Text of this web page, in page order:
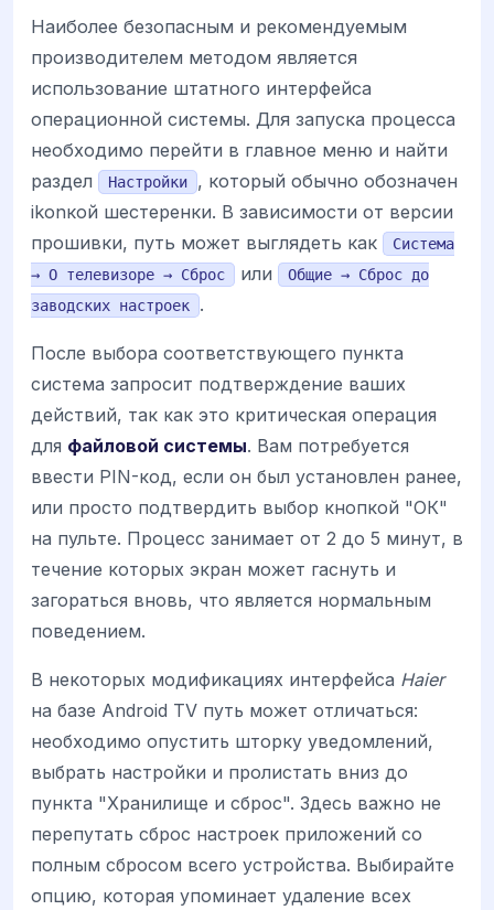
Наиболее безопасным и рекомендуемым
производителем методом является
использование штатного интерфейса
операционной системы. Для запуска процесса
необходимо перейти в главное меню и найти
раздел
Настройки
, который обычно обозначен
ikonкой шестеренки. В зависимости от версии
прошивки, путь может выглядеть как
Система
→ О телевизоре → Сброс
или
Общие → Сброс до
заводских настроек
.
После выбора соответствующего пункта
система запросит подтверждение ваших
действий, так как это критическая операция
для файловой системы. Вам потребуется
ввести PIN-код, если он был установлен ранее,
или просто подтвердить выбор кнопкой "ОК"
на пульте. Процесс занимает от 2 до 5 минут, в
течение которых экран может гаснуть и
загораться вновь, что является нормальным
поведением.
В некоторых модификациях интерфейса Haier
на базе Android TV путь может отличаться:
необходимо опустить шторку уведомлений,
выбрать настройки и пролистать вниз до
пункта "Хранилище и сброс". Здесь важно не
перепутать сброс настроек приложений со
полным сбросом всего устройства. Выбирайте
опцию, которая упоминает удаление всех